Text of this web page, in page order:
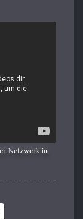
Netzwerk in